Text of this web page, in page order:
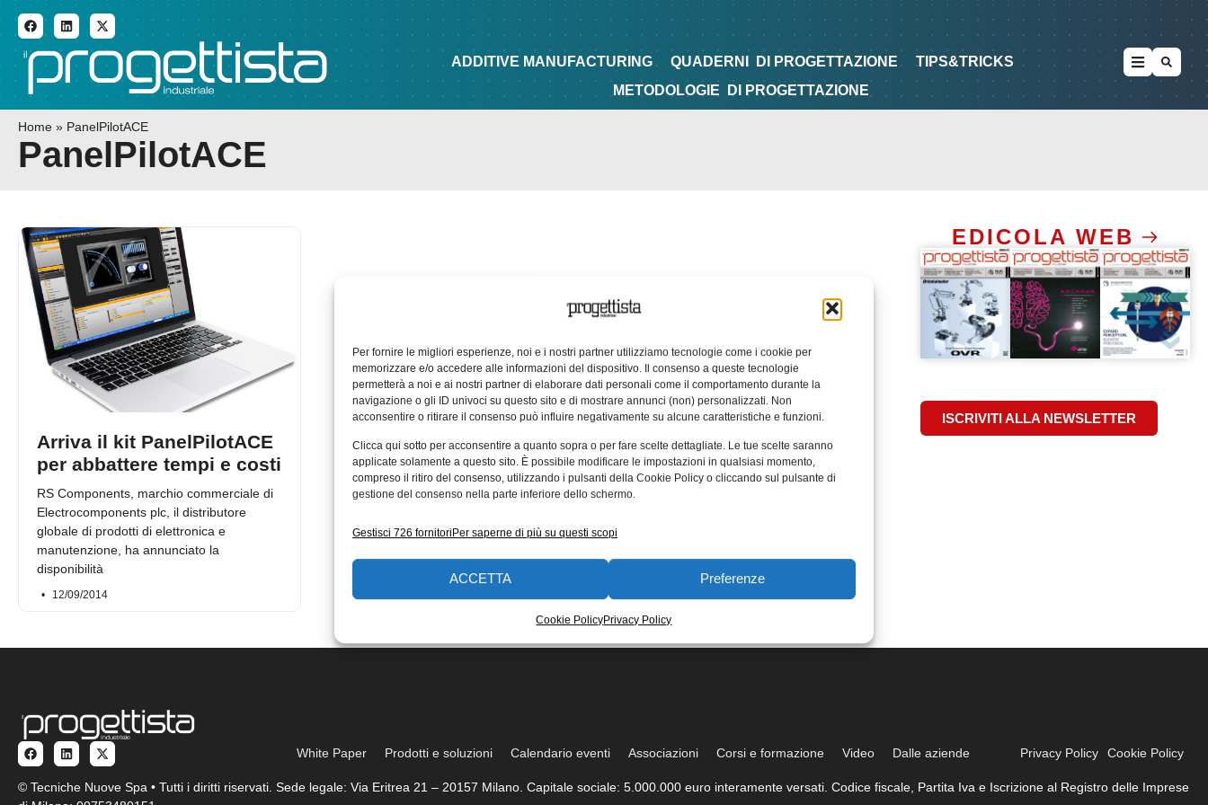
Per fornire le migliori esperienze, noi e i nostri partner utilizziamo tecnologie come i cookie per
memorizzare e/o accedere alle informazioni del dispositivo. Il consenso a queste tecnologie
permetterà a noi e ai nostri partner di elaborare dati personali come il comportamento durante la
navigazione o gli ID univoci su questo sito e di mostrare annunci (non) personalizzati. Non
acconsentire o ritirare il consenso può influire negativamente su alcune caratteristiche e funzioni.
Clicca qui sotto per acconsentire a quanto sopra o per fare scelte dettagliate. Le tue scelte saranno
applicate solamente a questo sito. È possibile modificare le impostazioni in qualsiasi momento,
compreso il ritiro del consenso, utilizzando i pulsanti della Cookie Policy o cliccando sul pulsante di
gestione del consenso nella parte inferiore dello schermo.
Gestisci 726 fornitoriPer saperne di più su questi scopi
ACCETTA Preferenze
Cookie PolicyPrivacy Policy
ADDITIVE MANUFACTURING QUADERNI DI PROGETTAZIONE TIPS&TRICKS METODOLOGIE DI PROGETTAZIONE
ADDITIVE MANUFACTURING QUADERNI DI PROGETTAZIONE
TIPS&TRICKS
METODOLOGIE
DI PROGETTAZIONE
Home » PanelPilotACE
PanelPilotACE
Arriva il kit PanelPilotACE
per abbattere tempi e costi
RS Components, marchio commerciale di
Electrocomponents plc, il distributore
globale di prodotti di elettronica e
manutenzione, ha annunciato la
disponibilità
12/09/2014
EDICOLA WEB
ISCRIVITI ALLA NEWSLETTER
White Paper Prodotti e soluzioni Calendario eventi Associazioni Corsi e formazione Video Dalle aziende Privacy Policy Cookie Policy
© Tecniche Nuove Spa • Tutti i diritti riservati. Sede legale: Via Eritrea 21 – 20157 Milano. Capitale sociale: 5.000.000 euro interamente versati. Codice fiscale, Partita Iva e Iscrizione al Registro delle Imprese